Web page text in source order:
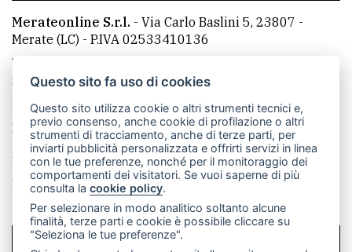
Merateonline S.r.l. - Via Carlo Baslini 5, 23807 -
Merate (LC) - P.IVA 02533410136
Telefono:
mail: redazione@merateonline.it
La redazione
CasateOnline LeccoOnline
RSS
Made by VIP
Privacy policy
Cookie policy
Rivedi le tue scelte sui cookie
SCRIVICI
Questo sito fa uso di cookies
Questo sito utilizza cookie o altri strumenti tecnici e,
previo consenso, anche cookie di profilazione o altri
strumenti di tracciamento, anche di terze parti, per
inviarti pubblicità personalizzata e offrirti servizi in linea
con le tue preferenze, nonché per il monitoraggio dei
comportamenti dei visitatori. Se vuoi saperne di più
consulta lacookie policy.
Per selezionare in modo analitico soltanto alcune
finalità, terze parti e cookie è possibile cliccare su
"Seleziona le tue preferenze".